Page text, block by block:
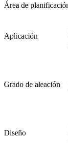
Área de
Aplicación
Grado de aleación
Diseño